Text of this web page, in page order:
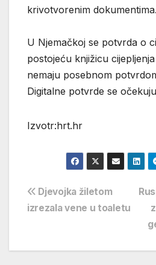
krivotvorenim dokumentima.
U Njemačkoj se potvrda o
postojeću knjižicu
nemaju posebnom
Digitalne potvrde se
Izvotr:hrt.hr
Navigacija
Djevojka žiletom
izrezala vene u toaletu